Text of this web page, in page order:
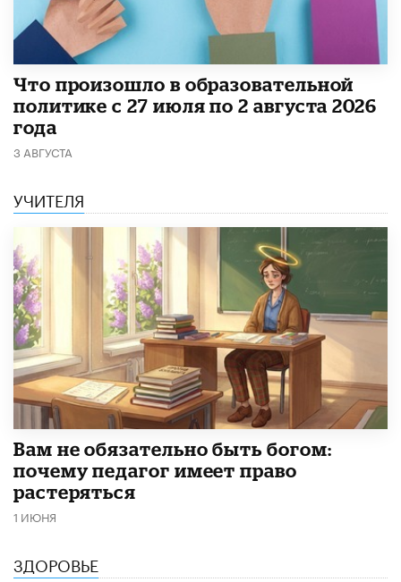
​Что произошло в образовательной
политике с 27 июля по 2 августа 2026
года
3 АВГУСТА
УЧИТЕЛЯ
​Вам не обязательно быть богом:
почему педагог имеет право
растеряться
1 ИЮНЯ
ЗДОРОВЬЕ